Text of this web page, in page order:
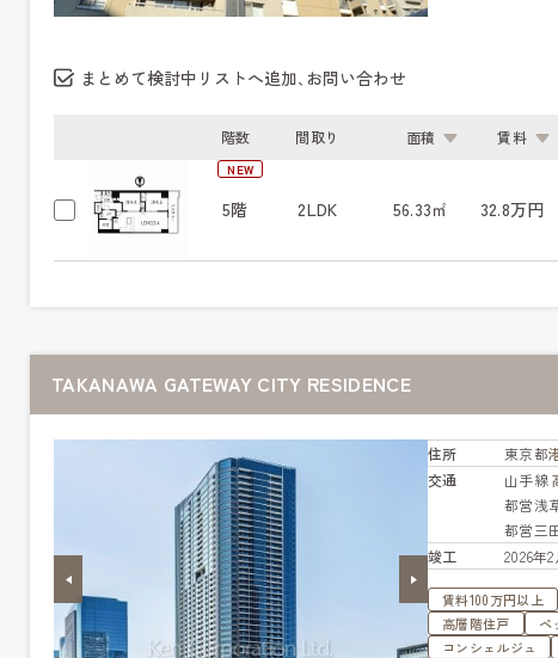
まとめて検討中リストへ追加､お問い合わせ
階数 間取り 面積 賃料
NEW
5階 2LDK 56.33㎡ 32.8万円
TAKANAWA GATEWAY CITY RESIDENCE
住所 東京都
交通
山手線
都営浅
都営三
竣工
2026年
賃料100万円以上
高層階住戸
ペ
コンシェルジュ